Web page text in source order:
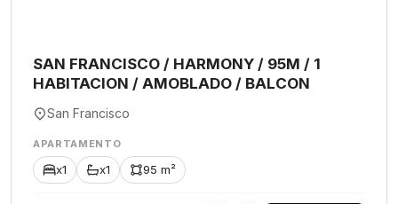
SAN FRANCISCO / HARMONY / 95M / 1
HABITACION / AMOBLADO / BALCON
San Francisco
APARTAMENTO
x1 x1 95 m²